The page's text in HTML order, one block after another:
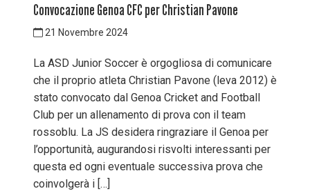
Convocazione Genoa CFC per Christian Pavone
21 Novembre 2024
La ASD Junior Soccer è orgogliosa di comunicare
che il proprio atleta Christian Pavone (leva 2012) è
stato convocato dal Genoa Cricket and Football
Club per un allenamento di prova con il team
rossoblu. La JS desidera ringraziare il Genoa per
l’opportunità, augurandosi risvolti interessanti per
questa ed ogni eventuale successiva prova che
coinvolgerà i […]